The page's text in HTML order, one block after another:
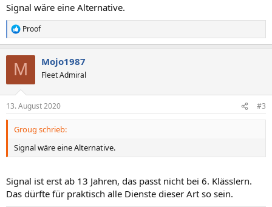
Signal wäre eine Alternative.
R
e
e
n
Proof
M Mojo1987
Fleet Admiral
13. August 2020 #3
Groug schrieb:
Signal wäre eine Alternative.
Signal ist erst ab 13 Jahren, das passt nicht bei 6. Klässlern.
Das dürfte für praktisch alle Dienste dieser Art so sein.